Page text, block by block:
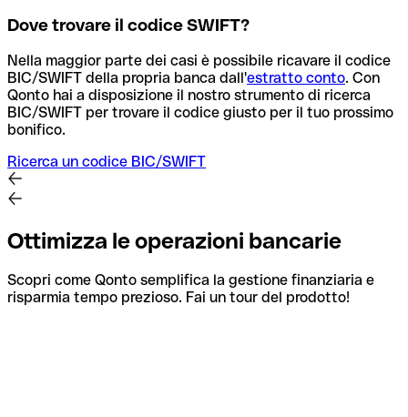
Dove trovare il codice SWIFT?
Nella maggior parte dei casi è possibile ricavare il codice
BIC/SWIFT della propria banca dall'estratto conto. Con
Qonto hai a disposizione il nostro strumento di ricerca
BIC/SWIFT per trovare il codice giusto per il tuo prossimo
bonifico.
Ricerca un codice BIC/SWIFT
Ottimizza le operazioni bancarie
Scopri come Qonto semplifica la gestione finanziaria e
risparmia tempo prezioso. Fai un tour del prodotto!